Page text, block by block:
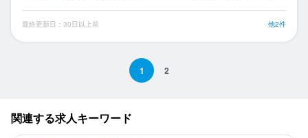
最終更新日：30日以上前 他2件
1 2
関連する求人キーワード